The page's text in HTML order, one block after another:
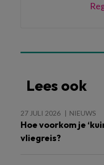
Lees ook
27 JULI 2026 NIEUWS
Hoe voorkom je
vliegreis?